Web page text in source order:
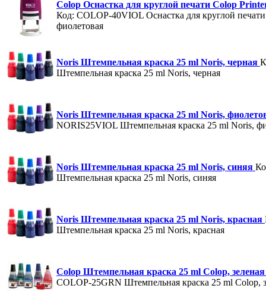
Colop Оснастка для круглой печати Colop
Код: COLOP-40VIOL Оснастка для круглой
фиолетовая
Noris Штемпельная краска 25 ml Noris, черная
Штемпельная краска 25 ml Noris, черная
Noris Штемпельная краска 25 ml Noris,
NORIS25VIOL Штемпельная краска 25 ml Noris,
Noris Штемпельная краска 25 ml Noris, синяя
Штемпельная краска 25 ml Noris, синяя
Noris Штемпельная краска 25 ml Noris, красная
Штемпельная краска 25 ml Noris, красная
Colop Штемпельная краска 25 ml Colop,
COLOP-25GRN Штемпельная краска 25 ml Colop,